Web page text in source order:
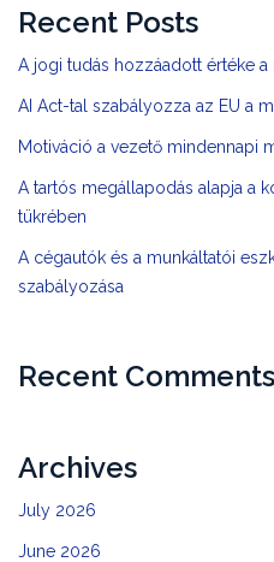
Recent Posts
A jogi tudás hozzáadott értéke
AI Act-tal szabályozza az EU a
Motiváció a vezető mindennapi
A tartós megállapodás alapja a
tükrében
A cégautók és a munkáltatói
szabályozása
Recent Comments
Archives
July 2026
June 2026